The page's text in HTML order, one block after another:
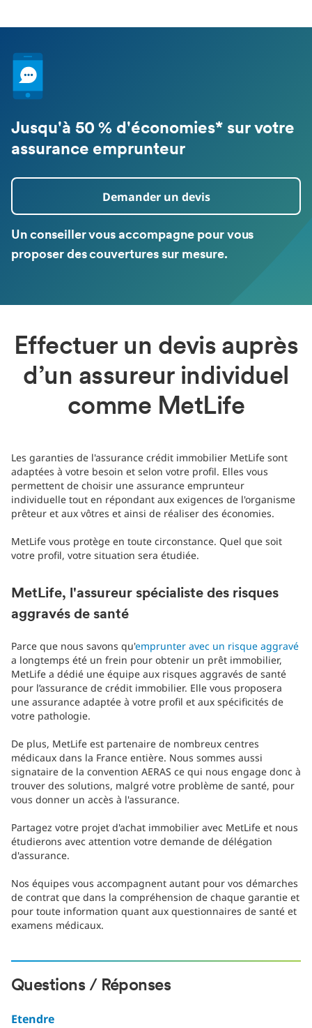
Jusqu'à 50 % d'économies* sur votre
assurance emprunteur
Demander un devis
Un conseiller vous accompagne pour vous
proposer des couvertures sur mesure.
Effectuer un devis auprès
d’un assureur individuel
comme MetLife
Les garanties de l'assurance crédit immobilier MetLife sont
adaptées à votre besoin et selon votre profil. Elles vous
permettent de choisir une assurance emprunteur
individuelle tout en répondant aux exigences de l'organisme
prêteur et aux vôtres et ainsi de réaliser des économies.
MetLife vous protège en toute circonstance. Quel que soit
votre profil, votre situation sera étudiée.
MetLife, l'assureur spécialiste des risques
aggravés de santé
Parce que nous savons qu'emprunter avec un risque aggravé
a longtemps été un frein pour obtenir un prêt immobilier,
MetLife a dédié une équipe aux risques aggravés de santé
pour l’assurance de crédit immobilier. Elle vous proposera
une assurance adaptée à votre profil et aux spécificités de
votre pathologie.
De plus, MetLife est partenaire de nombreux centres
médicaux dans la France entière. Nous sommes aussi
signataire de la convention AERAS ce qui nous engage donc à
trouver des solutions, malgré votre problème de santé, pour
vous donner un accès à l'assurance.
Partagez votre projet d'achat immobilier avec MetLife et nous
étudierons avec attention votre demande de délégation
d'assurance.
Nos équipes vous accompagnent autant pour vos démarches
de contrat que dans la compréhension de chaque garantie et
pour toute information quant aux questionnaires de santé et
examens médicaux.
Questions / Réponses
Etendre